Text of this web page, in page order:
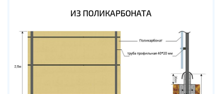
ИЗ ПОЛИКАРБОНАТА